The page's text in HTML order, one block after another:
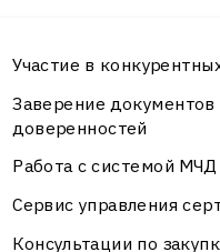
Участие в
Заверение документов
доверенностей
Работа с системой МЧД
Сервис управления
Консультации по